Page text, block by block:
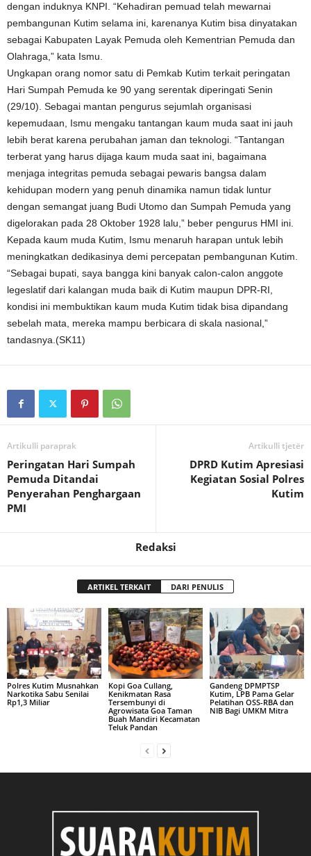
dengan induknya KNPI. “Kehadiran pemuad telah mewarnai
pembangunan Kutim selama ini, karenanya Kutim bisa dinyatakan
sebagai Kabupaten Layak Pemuda oleh Kementrian Pemuda dan
Olahraga,” kata Ismu.
Ungkapan orang nomor satu di Pemkab Kutim terkait peringatan
Hari Sumpah Pemuda ke 90 yang serentak diperingati Senin
(29/10). Sebagai mantan pengurus sejumlah organisasi
kepemudaan, Ismu mengaku tantangan kaum muda saat ini jauh
lebih berat karena perubahan jaman dan teknologi. “Tantangan
terberat yang harus dijaga kaum muda saat ini, bagaimana
menjaga integritas pemuda sebagai pewaris bangsa dalam
kehidupan modern yang penuh dinamika namun tidak luntur
dengan semangat juang Budi Utomo dan Sumpah Pemuda yang
digelorakan pada 28 Oktober 1928 lalu,” beber pengurus HMI ini.
Kepada kaum muda Kutim, Ismu menaruh harapan untuk lebih
meningkatkan dedikasinya demi percepatan pembangunan Kutim.
“Sebagai bupati, saya bangga kini banyak calon-calon anggote
legeslatif dari kalangan muda baik di Kutim maupun DPR-RI,
kondisi ini membuktikan kaum muda Kutim tidak bisa dipandang
sebelah mata, mereka mampu berbicara di skala nasional,”
tandasnya.(SK11)
Artikulli paraprak
Peringatan Hari Sumpah
Pemuda Ditandai
Penyerahan Penghargaan
PMI
Artikulli tjetër
DPRD Kutim Apresiasi
Kegiatan Sosial Polres
Kutim
Redaksi
ARTIKEL TERKAIT DARI PENULIS
Polres Kutim Musnahkan
Narkotika Sabu Senilai
Rp1,3 Miliar
Kopi Goa Cullang,
Kenikmatan Rasa
Tersembunyi di
Agrowisata Goa Taman
Buah Mandiri Kecamatan
Teluk Pandan
Gandeng DPMPTSP
Kutim, LPB Pama Gelar
Pelatihan OSS-RBA dan
NIB Bagi UMKM Mitra